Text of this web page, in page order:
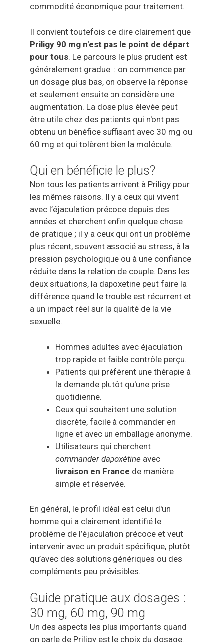
commodité économique pour traitement.
Il convient toutefois de dire clairement que
Priligy 90 mg n'est pas le point de départ
pour tous. Le parcours le plus prudent est
généralement graduel : on commence par
un dosage plus bas, on observe la réponse
et seulement ensuite on considère une
augmentation. La dose plus élevée peut
être utile chez des patients qui n'ont pas
obtenu un bénéfice suffisant avec 30 mg ou
60 mg et qui tolèrent bien la molécule.
Qui en bénéficie le plus?
Non tous les patients arrivent à Priligy pour
les mêmes raisons. Il y a ceux qui vivent
avec l’éjaculation précoce depuis des
années et cherchent enfin quelque chose
de pratique ; il y a ceux qui ont un problème
plus récent, souvent associé au stress, à la
pression psychologique ou à une confiance
réduite dans la relation de couple. Dans les
deux situations, la dapoxetine peut faire la
différence quand le trouble est récurrent et
a un impact réel sur la qualité de la vie
sexuelle.
Hommes adultes avec éjaculation
trop rapide et faible contrôle perçu.
Patients qui préfèrent une thérapie à
la demande plutôt qu'une prise
quotidienne.
Ceux qui souhaitent une solution
discrète, facile à commander en
ligne et avec un emballage anonyme.
Utilisateurs qui cherchent
commander dapoxétine avec
livraison en France de manière
simple et réservée.
En général, le profil idéal est celui d'un
homme qui a clairement identifié le
problème de l’éjaculation précoce et veut
intervenir avec un produit spécifique, plutôt
qu’avec des solutions génériques ou des
compléments peu prévisibles.
Guide pratique aux dosages :
30 mg, 60 mg, 90 mg
Un des aspects les plus importants quand
on parle de Priligy est le choix du dosage.